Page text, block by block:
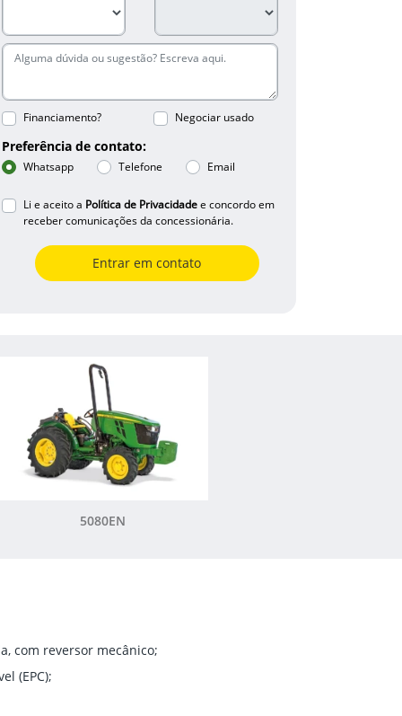
Financiamento? Negociar usado
Preferência de contato:
Whatsapp Telefone Email
Li e aceito a Política de Privacidadee concordo em
receber comunicações da concessionária.
Entrar em contato
5080EN
com reversor mecânico;
(EPC);